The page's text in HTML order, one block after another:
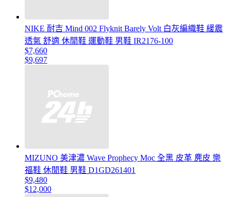
NIKE 耐吉 Mind 002 Flyknit Barely Volt 白灰編織鞋 緩震
透氣 舒適 休閒鞋 運動鞋 男鞋 IR2176-100
$7,660
$9,697
MIZUNO 美津濃 Wave Prophecy Moc 全黑 皮革 麂皮 樂
福鞋 休閒鞋 男鞋 D1GD261401
$9,480
$12,000